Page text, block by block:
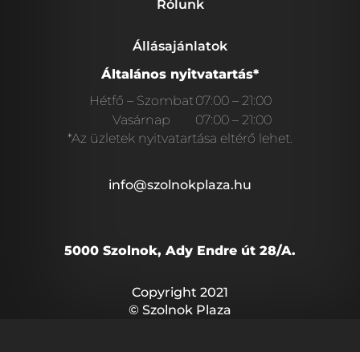
Rólunk
Állásajánlatok
Általános nyitvatartás*
Hétfő – Szombat07:00 – 21:00
Vasárnap
07:00 – 21:00
*Az üzletek nyitvatartása eltérő lehet.
info@szolnokplaza.hu
5000 Szolnok, Ady Endre út 28/A.
Copyright 2021
© Szolnok Plaza